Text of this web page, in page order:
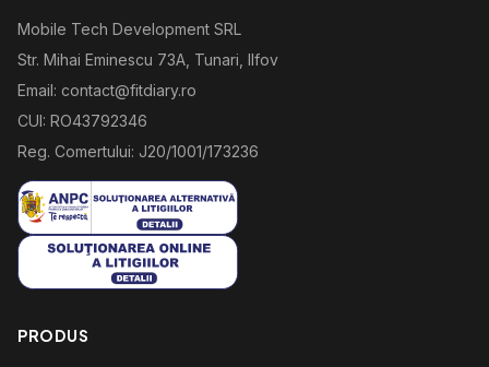
Mobile Tech Development SRL
Str. Mihai Eminescu 73A, Tunari, Ilfov
Email: contact@fitdiary.ro
CUI: RO43792346
Reg. Comertului: J20/1001/173236
PRODUS